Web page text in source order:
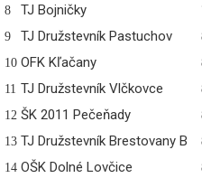
8
TJ Bojničky
9
TJ Družstevník Pastuchov
10 OFK Kľačany
11 TJ Družstevník Vlčkovce
12 ŠK 2011 Pečeňady
13 TJ Družstevník Brestovany B
14 OŠK Dolné Lovčice